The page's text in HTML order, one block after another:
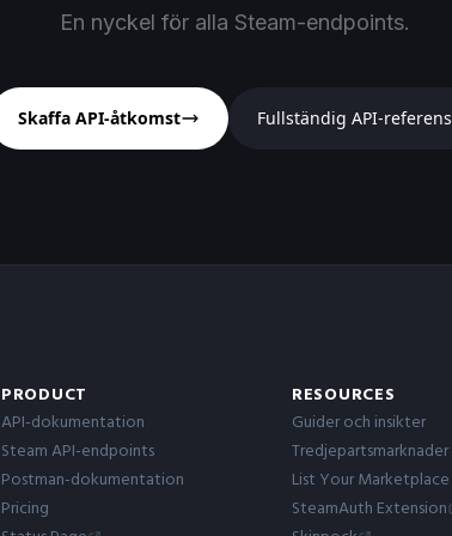
En nyckel för alla Steam-endpoints.
Skaffa API-åtkomst Fullständig API-referens
PRODUCT
API-dokumentation
Steam API-endpoints
Postman-dokumentation
Pricing
RESOURCES
Guider och insikter
Tredjepartsmarknader
List Your Marketplace
SteamAuth Extension